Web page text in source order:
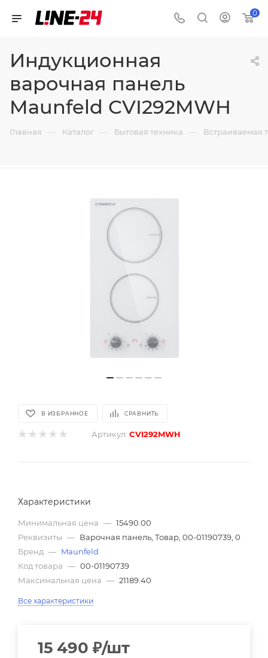
0
Индукционная
варочная панель
Maunfeld CVI292MWH
Главная — Каталог — Бытовая техника — Встраиваемая
В ИЗБРАННОЕ СРАВНИТЬ
Артикул: CVI292MWH
Характеристики
Минимальная цена — 15490.00
Реквизиты — Варочная панель, Товар, 00-01190739, 0
Бренд — Maunfeld
Код товара — 00-01190739
Максимальная цена — 21189.40
Все характеристики
15 490 ₽/шт